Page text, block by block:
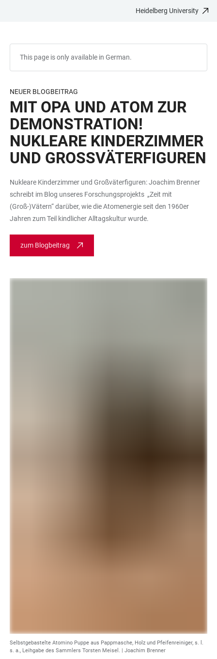
Heidelberg University
This page is only available in German.
NEUER BLOGBEITRAG
MIT OPA UND ATOM ZUR
DEMONSTRATION!
NUKLEARE KINDERZIMMER
UND GROSSVÄTERFIGUREN
Nukleare Kinderzimmer und Großväterfiguren: Joachim Brenner
schreibt im Blog unseres Forschungsprojekts „Zeit mit
(Groß-)Vätern“ darüber, wie die Atomenergie seit den 1960er
Jahren zum Teil kindlicher Alltagskultur wurde.
zum Blogbeitrag
Selbstgebastelte Atomino Puppe aus Pappmasche, Holz und Pfeifenreiniger, s. l.
s. a., Leihgabe des Sammlers Torsten Meisel. | Joachim Brenner